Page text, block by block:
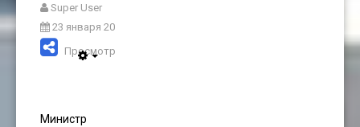
Super User
23 января 2023
Просмотров: 2577
Министр